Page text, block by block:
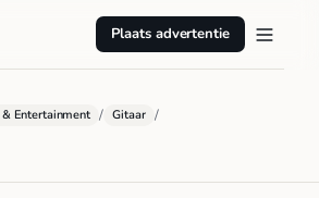
Plaats advertentie
& Entertainment / Gitaar /